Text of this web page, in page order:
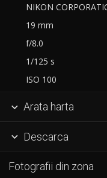
NIKON
19 mm
f/8.0
1/125 s
ISO 100
 Arata harta
 Descarca
Fotografii din zona